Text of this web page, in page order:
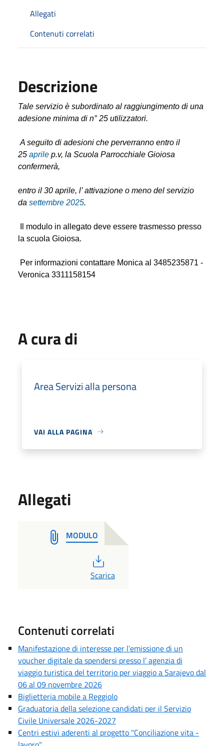
Allegati
Contenuti correlati
Descrizione
Tale servizio è subordinato al raggiungimento di una
adesione minima di n° 25 utilizzatori.
A seguito di adesioni che perverranno entro il
25 aprile p.v, la Scuola Parrocchiale Gioiosa
confermerà,
entro il 30 aprile, l’ attivazione o meno del servizio
da settembre 2025.
Il modulo in allegato deve essere trasmesso presso
la scuola Gioiosa.
Per informazioni contattare Monica al 3485235871 -
Veronica 3311158154
A cura di
Area Servizi alla persona
VAI ALLA PAGINA
Allegati
MODULO
PDF
Scarica
Contenuti correlati
Manifestazione di interesse per l’emissione di un
voucher digitale da spendersi presso l’ agenzia di
viaggio turistica del territorio per viaggio a Sarajevo dal
06 al 09 novembre 2026
Biglietteria mobile a Reggiolo
Graduatoria della selezione candidati per il Servizio
Civile Universale 2026-2027
Centri estivi aderenti al progetto "Conciliazione vita -